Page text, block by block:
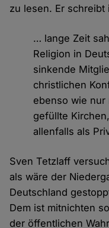
zu lesen. Er schreibt
… lange Zeit
Religion in
sinkende
christlichen
ebenso wie nur
gefüllte
allenfalls als
Sven Tetzlaff
als wäre der
Deutschland
Dem ist mitnichten
der öffentlichen